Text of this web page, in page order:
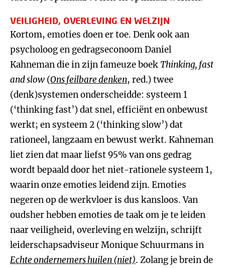
VEILIGHEID, OVERLEVING EN WELZIJN
Kortom, emoties doen er toe. Denk ook aan
psycholoog en gedragseconoom Daniel
Kahneman die in zijn fameuze boek Thinking, fast
and slow (Ons feilbare denken, red.) twee
(denk)systemen onderscheidde: systeem 1
(‘thinking fast’) dat snel, efficiënt en onbewust
werkt; en systeem 2 (‘thinking slow’) dat
rationeel, langzaam en bewust werkt. Kahneman
liet zien dat maar liefst 95% van ons gedrag
wordt bepaald door het niet-rationele systeem 1,
waarin onze emoties leidend zijn. Emoties
negeren op de werkvloer is dus kansloos. Van
oudsher hebben emoties de taak om je te leiden
naar veiligheid, overleving en welzijn, schrijft
leiderschapsadviseur Monique Schuurmans in
Echte ondernemers huilen (niet). Zolang je brein de